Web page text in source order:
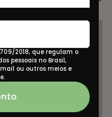
2018, que regulam o
pessoais no Brasil,
ou outros meios e